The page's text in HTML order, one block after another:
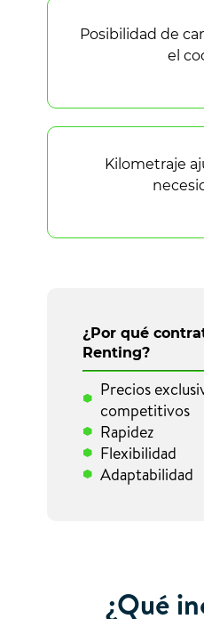
Posibilidad de
el
Kilometraje
¿Por qué
Renting?
Precios
competitivos
Rapidez
Flexibilidad
Adaptabilidad
¿Qué